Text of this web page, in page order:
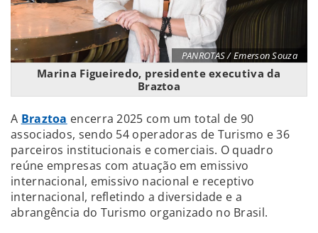
PANROTAS / Emerson Souza
Marina Figueiredo, presidente executiva da
Braztoa
A Braztoa encerra 2025 com um total de 90
associados, sendo 54 operadoras de Turismo e 36
parceiros institucionais e comerciais. O quadro
reúne empresas com atuação em emissivo
internacional, emissivo nacional e receptivo
internacional, refletindo a diversidade e a
abrangência do Turismo organizado no Brasil.